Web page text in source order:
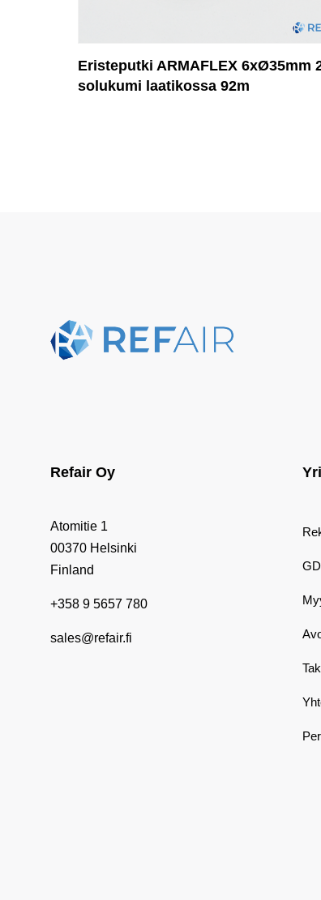
Eristeputki ARMAFLEX 6xØ35mm
solukumi laatikossa 92m
Refair Oy
Atomitie 1
00370 Helsinki
Finland
+358 9 5657 780
sales@refair.fi